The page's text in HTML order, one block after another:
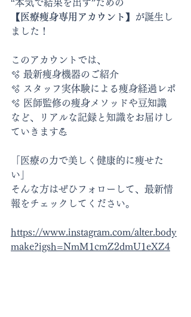
“本気で結果を出す”ための
【医療痩身専用アカウント】
が誕生し
ました！
このアカウントでは、
🫧 最新痩身機器のご紹介
🫧 スタッフ実体験による痩身経過レポ
🫧 医師監修の痩身メソッドや豆知識
など、リアルな記録と知識をお届けし
ていきます💪
「医療の力で美しく健康的に痩せた
い」
そんな方はぜひフォローして、最新情
報をチェックしてください。
https://www.instagram.com/alter.body
make?igsh=NmM1cmZ2dmU1eXZ4